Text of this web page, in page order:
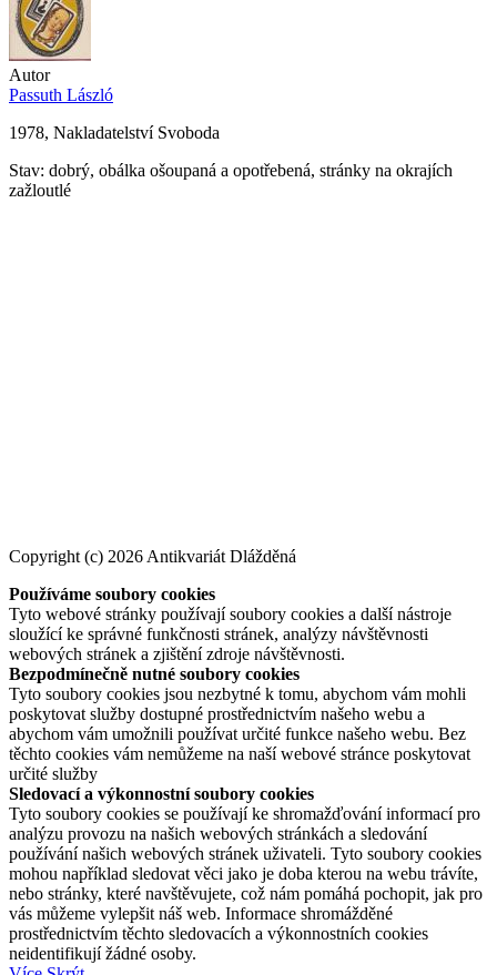
Autor
Passuth László
1978, Nakladatelství Svoboda
Stav: dobrý, obálka ošoupaná a opotřebená, stránky na okrajích
zažloutlé
Copyright (c) 2026 Antikvariát Dlážděná
Používáme soubory cookies
Tyto webové stránky používají soubory cookies a další nástroje
sloužící ke správné funkčnosti stránek, analýzy návštěvnosti
webových stránek a zjištění zdroje návštěvnosti.
Bezpodmínečně nutné soubory cookies
Tyto soubory cookies jsou nezbytné k tomu, abychom vám mohli
poskytovat služby dostupné prostřednictvím našeho webu a
abychom vám umožnili používat určité funkce našeho webu. Bez
těchto cookies vám nemůžeme na naší webové stránce poskytovat
určité služby
Sledovací a výkonnostní soubory cookies
Tyto soubory cookies se používají ke shromažďování informací pro
analýzu provozu na našich webových stránkách a sledování
používání našich webových stránek uživateli. Tyto soubory cookies
mohou například sledovat věci jako je doba kterou na webu trávíte,
nebo stránky, které navštěvujete, což nám pomáhá pochopit, jak pro
vás můžeme vylepšit náš web. Informace shromážděné
prostřednictvím těchto sledovacích a výkonnostních cookies
neidentifikují žádné osoby.